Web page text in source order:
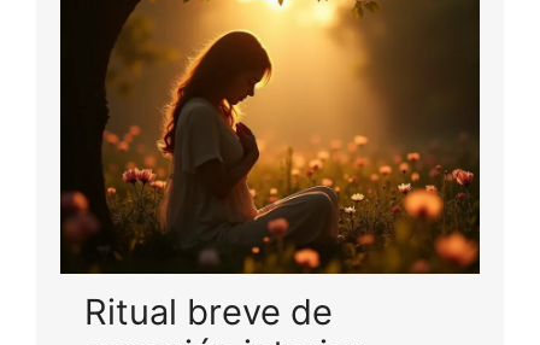
Ritual breve de